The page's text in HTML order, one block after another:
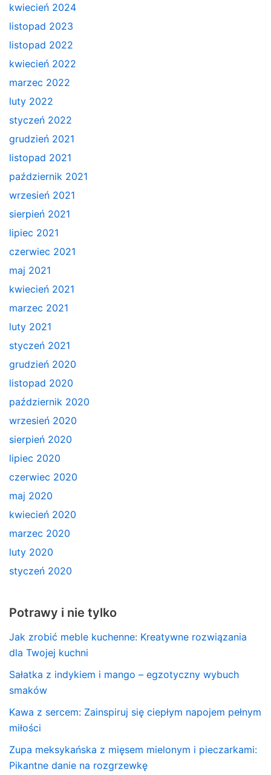
kwiecień 2024
listopad 2023
listopad 2022
kwiecień 2022
marzec 2022
luty 2022
styczeń 2022
grudzień 2021
listopad 2021
październik 2021
wrzesień 2021
sierpień 2021
lipiec 2021
czerwiec 2021
maj 2021
kwiecień 2021
marzec 2021
luty 2021
styczeń 2021
grudzień 2020
listopad 2020
październik 2020
wrzesień 2020
sierpień 2020
lipiec 2020
czerwiec 2020
maj 2020
kwiecień 2020
marzec 2020
luty 2020
styczeń 2020
Potrawy i nie tylko
Jak zrobić meble kuchenne: Kreatywne rozwiązania
dla Twojej kuchni
Sałatka z indykiem i mango – egzotyczny wybuch
smaków
Kawa z sercem: Zainspiruj się ciepłym napojem pełnym
miłości
Zupa meksykańska z mięsem mielonym i pieczarkami:
Pikantne danie na rozgrzewkę